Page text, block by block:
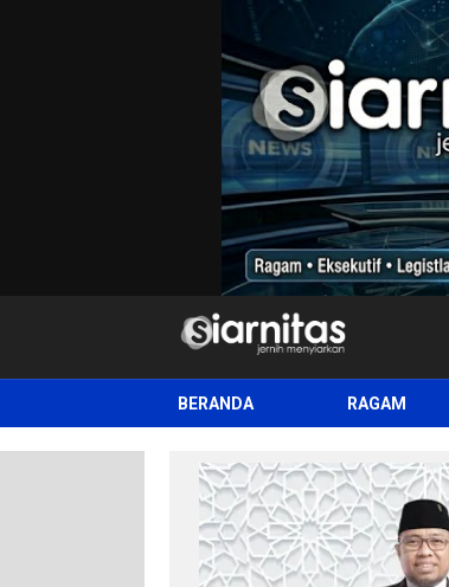
siarnitas
Jernih Menyiarkan
BERANDA RAGAM